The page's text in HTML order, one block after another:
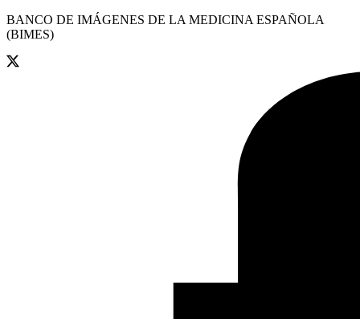
BANCO DE IMÁGENES DE LA MEDICINA ESPAÑOLA
(BIMES)